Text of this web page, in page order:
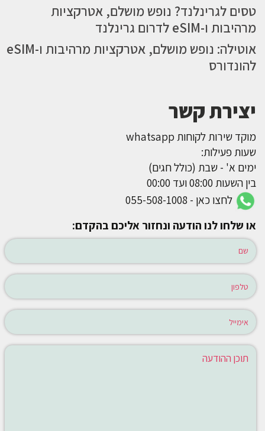
טסים לגרינלנד? נופש מושלם, אטרקציות
מרהיבות ו-eSIM לדרום גרינלנד
אוטילה: נופש מושלם, אטרקציות מרהיבות ו-eSIM
להונדורס
יצירת קשר
מוקד שירות לקוחות whatsapp
שעות פעילות:
ימים א' - שבת (כולל חגים)
בין השעות 08:00 ועד 00:00
לחצו כאן - 055-508-1008
או שלחו לנו הודעה ונחזור אליכם בהקדם: